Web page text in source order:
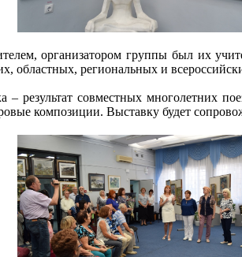
организатором группы был их
областных, региональных и
– результат совместных многолетних
композиции. Выставку будет